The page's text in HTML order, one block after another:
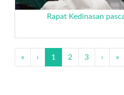
Rapat Kedinasan
« ‹ 1 2 3 › »